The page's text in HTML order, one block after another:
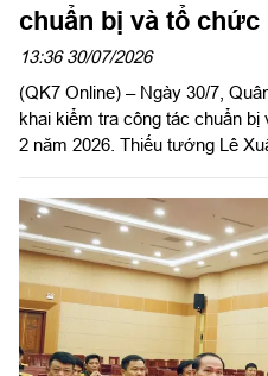
chuẩn bị và tổ chức
đoạn 2 năm 2026
13:36 30/07/2026
(QK7 Online) – Ngày 30/7,
khai kiểm tra công tác chuẩn
2 năm 2026. Thiếu tướng Lê